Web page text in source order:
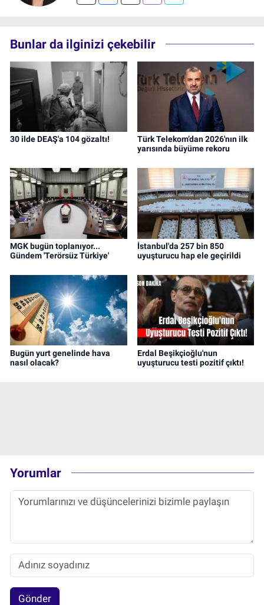
Bunlar da ilginizi çekebilir
30 ilde DEAŞ'a 104 gözaltı!
Türk Telekom’dan 2026'nın ilk
yarısında büyüme rekoru
MGK bugün toplanıyor...
Gündem 'Terörsüz Türkiye'
İstanbul'da 257 bin 850
uyuşturucu hap ele geçirildi
Bugün yurt genelinde hava
nasıl olacak?
Erdal Beşikçioğlu'nun
uyuşturucu testi pozitif çıktı!
Yorumlar
Gönder